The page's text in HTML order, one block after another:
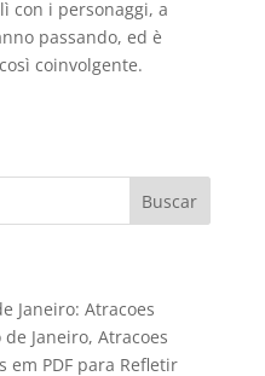
con i personaggi, a
passando, ed è
coinvolgente.
Janeiro: Atracoes
Janeiro, Atracoes
em PDF para Refletir